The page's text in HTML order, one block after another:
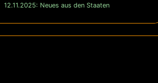
12.11.2025: Neues aus den Staaten